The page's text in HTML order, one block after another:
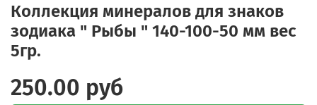
Коллекция минералов для знаков
зодиака " Рыбы " 140-100-50 мм вес
5гр.
250.00 руб